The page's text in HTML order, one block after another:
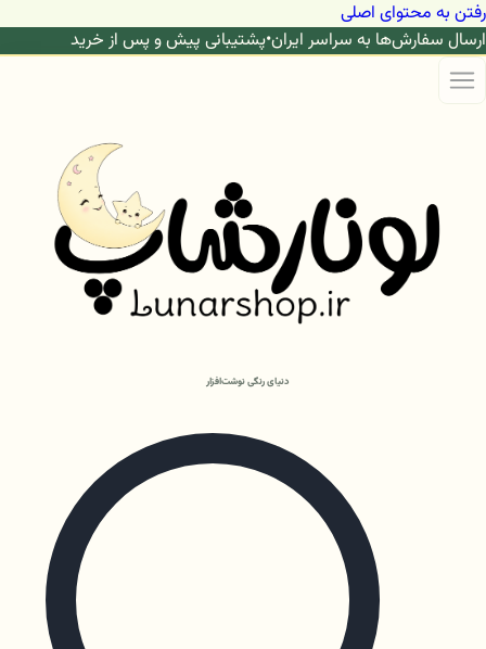
رفتن به محتوای اصلی
ارسال سفارش‌ها به سراسر ایران•پشتیبانی پیش و پس از خرید
دنیای رنگی نوشت‌افزار